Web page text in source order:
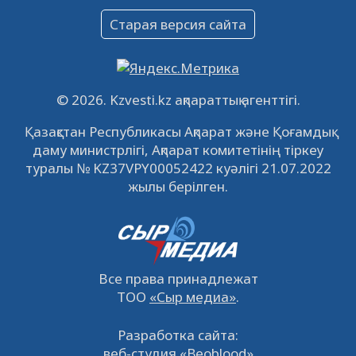
Объявление
09.12.2022
Свободные рабочие места
встречу с инвесторами в Кызылорде 22
ноября
21.11.2022 14951 0
© 2026. Kzvesti.kz ақпараттық агенттігі.
Қазақстан Республикасы Ақпарат және Қоғамдық
даму министрлігі, Ақпарат комитетінің тіркеу
туралы № KZ37VPY00052422 куәлігі 21.07.2022
жылы берілген.
Все права принадлежат
ТОО «Сыр медиа».
Старая версия сайта
Разработка сайта: